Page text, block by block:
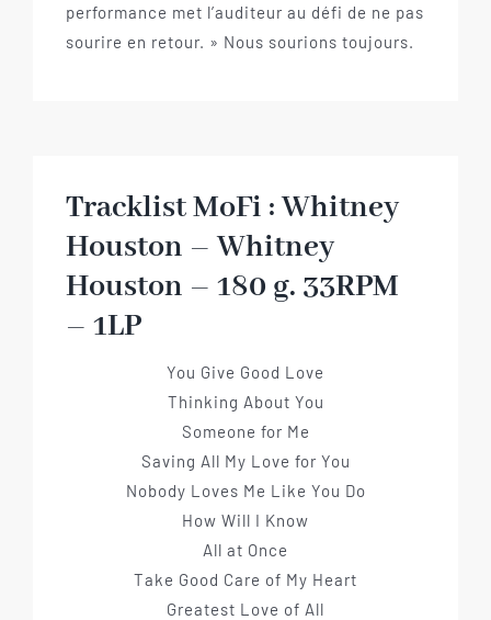
performance met l’auditeur au défi de ne pas
sourire en retour. » Nous sourions toujours.
Tracklist MoFi : Whitney
Houston – Whitney
Houston – 180 g. 33RPM
– 1LP
You Give Good Love
Thinking About You
Someone for Me
Saving All My Love for You
Nobody Loves Me Like You Do
How Will I Know
All at Once
Take Good Care of My Heart
Greatest Love of All